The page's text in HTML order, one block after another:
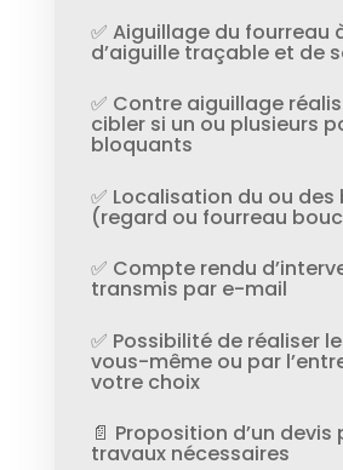
✅ Aiguillage du fourreau
d’aiguille traçable et de
✅ Contre aiguillage
cibler si un ou plusieurs
bloquants
✅ Localisation du ou
(regard ou fourreau
✅ Compte rendu
transmis par e-mail
✅ Possibilité de réaliser
vous-même ou par
votre choix
📄 Proposition d’un devis
travaux nécessaires